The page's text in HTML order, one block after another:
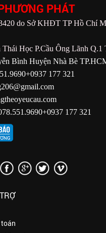
PHÁT
do Sở KHĐT TP Hồ Chí
Học P.Cầu Ông Lãnh Q.1
Bình Huyện Nhà Bè
177 321
177 321